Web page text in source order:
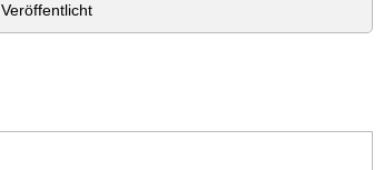
Veröffentlicht